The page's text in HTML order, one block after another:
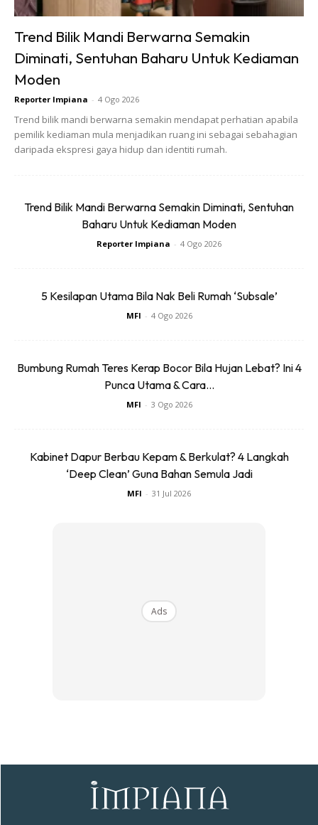
Ads
Trend Bilik Mandi Berwarna Semakin
Diminati, Sentuhan Baharu Untuk Kediaman
Moden
Reporter Impiana - 4 Ogo 2026
Trend bilik mandi berwarna semakin mendapat perhatian apabila
pemilik kediaman mula menjadikan ruang ini sebagai sebahagian
daripada ekspresi gaya hidup dan identiti rumah.
Trend Bilik Mandi Berwarna Semakin Diminati, Sentuhan
Baharu Untuk Kediaman Moden
Reporter Impiana - 4 Ogo 2026
5 Kesilapan Utama Bila Nak Beli Rumah ‘Subsale’
MFI - 4 Ogo 2026
Bumbung Rumah Teres Kerap Bocor Bila Hujan Lebat? Ini 4
Punca Utama & Cara...
MFI - 3 Ogo 2026
Kabinet Dapur Berbau Kepam & Berkulat? 4 Langkah
‘Deep Clean’ Guna Bahan Semula Jadi
MFI - 31 Jul 2026
Ads